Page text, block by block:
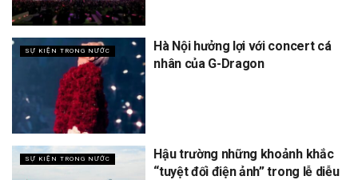
SỰ KIỆN TRONG NƯỚC
Hà Nội hưởng lợi với concert cá
nhân của G-Dragon
SỰ KIỆN TRONG NƯỚC
Hậu trường những khoảnh khắc
“tuyệt đối điện ảnh” trong lễ diễu